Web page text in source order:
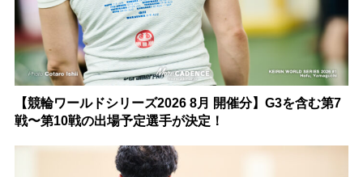
【競輪ワールドシリーズ2026 8月 開催分】G3を含む第7
戦〜第10戦の出場予定選手が決定！